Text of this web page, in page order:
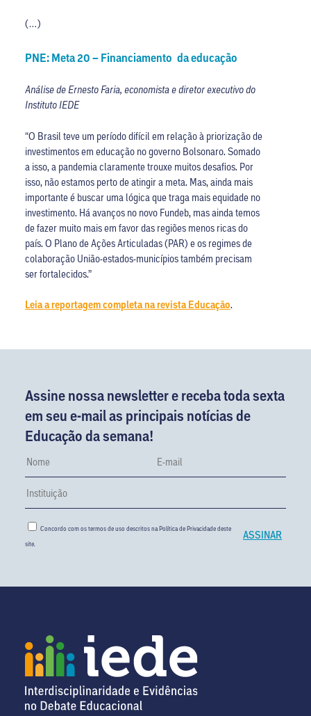
(…)
PNE: Meta 20 – Financiamento da educação
Análise de Ernesto Faria, economista e diretor executivo do
Instituto IEDE
“O Brasil teve um período difícil em relação à priorização de
investimentos em educação no governo Bolsonaro. Somado
a isso, a pandemia claramente trouxe muitos desafios. Por
isso, não estamos perto de atingir a meta. Mas, ainda mais
importante é buscar uma lógica que traga mais equidade no
investimento. Há avanços no novo Fundeb, mas ainda temos
de fazer muito mais em favor das regiões menos ricas do
país. O Plano de Ações Articuladas (PAR) e os regimes de
colaboração União-estados-municípios também precisam
ser fortalecidos.”
Leia a reportagem completa na revista Educação.
Assine nossa newsletter e receba toda sexta
em seu e-mail as principais notícias de
Educação da semana!
Concordo com os termos de uso descritos naPolítica de Privacidadedeste
site.